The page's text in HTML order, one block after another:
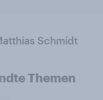
Schmidt
Themen